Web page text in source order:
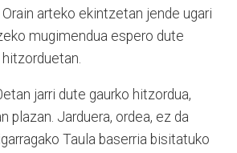
arteko ekintzetan jende ugari
mugimendua espero dute
jarri dute gaurko hitzordua,
plazan. Jarduera, ordea, ez da
Taula baserria bisitatuko